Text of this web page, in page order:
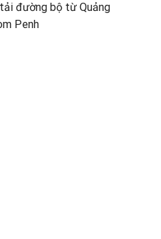
đường bộ từ Quảng
Penh